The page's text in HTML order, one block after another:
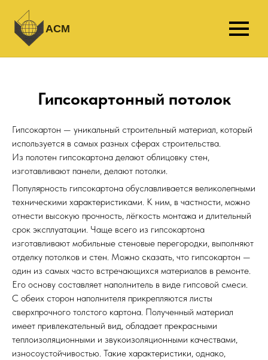
АСМ
Гипсокартонный потолок
Гипсокартон — уникальный строительный материал, который
используется в самых разных сферах строительства.
Из полотен гипсокартона делают облицовку стен,
изготавливают панели, делают потолки.
Популярность гипсокартона обуславливается великолепными
техническими характеристиками. К ним, в частности, можно
отнести высокую прочность, лёгкость монтажа и длительный
срок эксплуатации. Чаще всего из гипсокартона
изготавливают мобильные стеновые перегородки, выполняют
отделку потолков и стен. Можно сказать, что гипсокартон —
один из самых часто встречающихся материалов в ремонте.
Его основу составляет наполнитель в виде гипсовой смеси.
С обеих сторон наполнителя прикрепляются листы
сверхпрочного толстого картона. Полученный материал
имеет привлекательный вид, обладает прекрасными
теплоизоляционными и звукоизоляционными качествами,
износоустойчивостью. Такие характеристики, однако,